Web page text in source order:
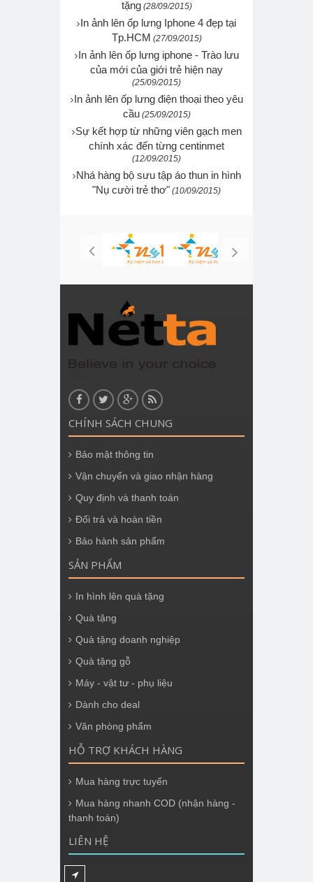
tặng (28/09/2015)
In ảnh lên ốp lưng Iphone 4 đẹp tại
Tp.HCM (27/09/2015)
In ảnh lên ốp lưng iphone - Trào lưu
của mới của giới trẻ hiện nay
(25/09/2015)
In ảnh lên ốp lưng điện thoại theo yêu
cầu (25/09/2015)
Sự kết hợp từ những viên gạch men
chính xác đến từng centinmet
(12/09/2015)
Nhá hàng bộ sưu tập áo thun in hình
"Nụ cười trẻ thơ" (10/09/2015)
CHÍNH SÁCH CHUNG
Bảo mật thông tin
Vận chuyển và giao nhận hàng
Quy định và thanh toán
Đổi trả và hoàn tiền
Bảo hành sản phẩm
SẢN PHẨM
In hình lên quà tặng
Quà tặng
Quà tặng doanh nghiệp
Quà tặng gỗ
Máy - vật tư - phụ liệu
Dành cho deal
Văn phòng phẩm
HỖ TRỢ KHÁCH HÀNG
Mua hàng trực tuyến
Mua hàng nhanh COD (nhận hàng -
thanh toán)
LIÊN HỆ